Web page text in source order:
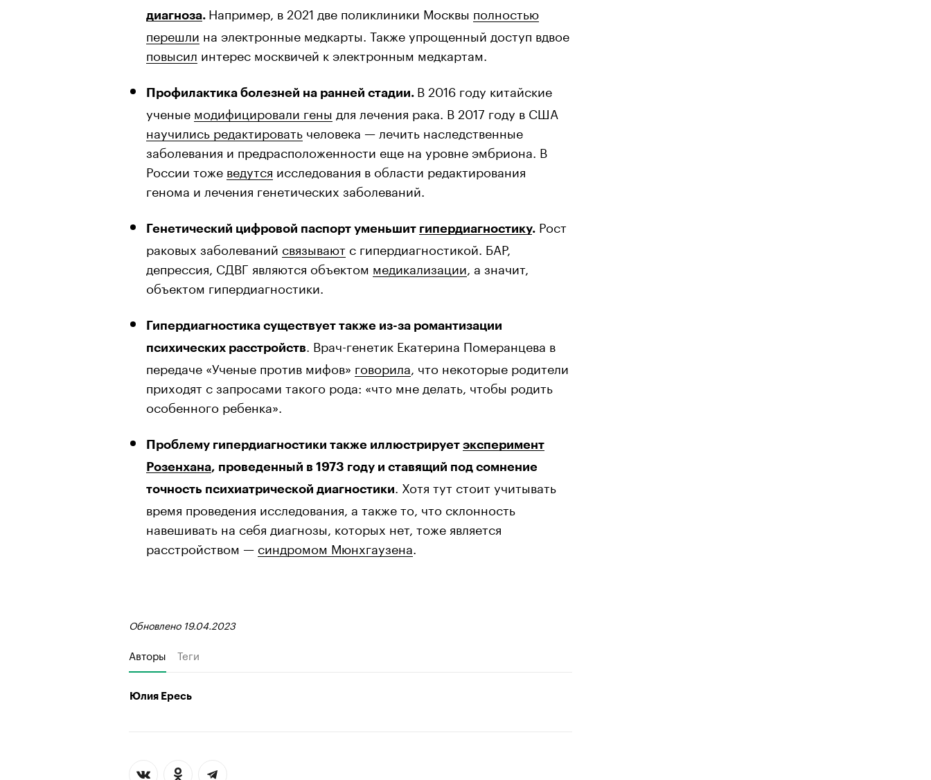
диагноза. Например, в 2021 две поликлиники Москвы полностью
перешли на электронные медкарты. Также упрощенный доступ вдвое
повысил интерес москвичей к электронным медкартам.
Профилактика болезней на ранней стадии. В 2016 году китайские
ученые модифицировали гены для лечения рака. В 2017 году в США
научились редактировать человека — лечить наследственные
заболевания и предрасположенности еще на уровне эмбриона. В
России тоже ведутся исследования в области редактирования
генома и лечения генетических заболеваний.
Генетический цифровой паспорт уменьшит гипердиагностику. Рост
раковых заболеваний связывают с гипердиагностикой. БАР,
депрессия, СДВГ являются объектом медикализации , а значит,
объектом гипердиагностики.
Гипердиагностика существует также из-за романтизации
психических расстройств
. Врач-генетик Екатерина Померанцева в
передаче «Ученые против мифов» говорила , что некоторые родители
приходят с запросами такого рода: «что мне делать, чтобы родить
особенного ребенка».
Проблему гипердиагностики также иллюстрирует эксперимент
Розенхана, проведенный в 1973 году и ставящий под сомнение
точность психиатрической диагностики
. Хотя тут стоит учитывать
время проведения исследования, а также то, что склонность
навешивать на себя диагнозы, которых нет, тоже является
расстройством — синдромом Мюнхгаузена
Обновлено 19.04.2023
Авторы Теги
Юлия Ересь